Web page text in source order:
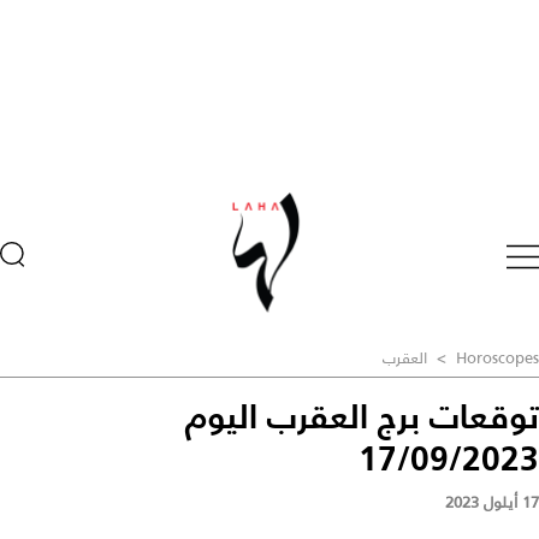
Horoscopes
> العقرب
توقعات برج العقرب اليوم
17/09/2023
17 أيلول 2023